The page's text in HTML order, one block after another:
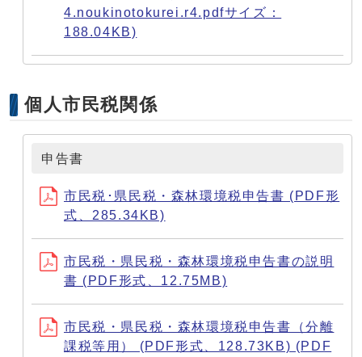
4.noukinotokurei.r4.pdfサイズ：
188.04KB)
個人市民税関係
申告書
市民税･県民税・森林環境税申告書 (PDF形
式、285.34KB)
市民税・県民税・森林環境税申告書の説明
書 (PDF形式、12.75MB)
市民税・県民税・森林環境税申告書（分離
課税等用） (PDF形式、128.73KB) (PDF